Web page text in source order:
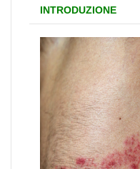
INTRODUZIONE